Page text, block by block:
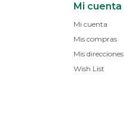
Mi cuenta
Mi cuenta
Mis compras
Mis direcciones
Wish List